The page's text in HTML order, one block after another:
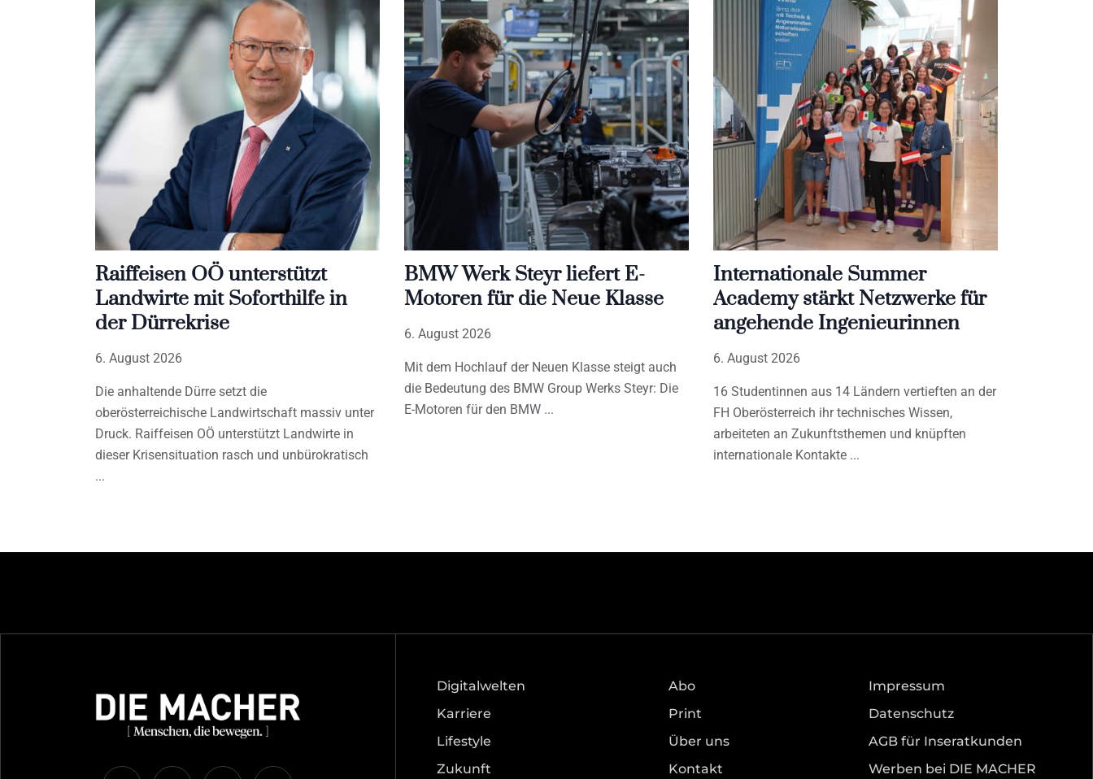
Raiffeisen OÖ unterstützt
Landwirte mit Soforthilfe in
der Dürrekrise
6. August 2026
Die anhaltende Dürre setzt die
oberösterreichische Landwirtschaft massiv unter
Druck. Raiffeisen OÖ unterstützt Landwirte in
dieser Krisensituation rasch und unbürokratisch
BMW Werk Steyr liefert E-
Motoren für die Neue Klasse
6. August 2026
Mit dem Hochlauf der Neuen Klasse steigt auch
die Bedeutung des BMW Group Werks Steyr: Die
E-Motoren für den BMW
Internationale Summer
Academy stärkt Netzwerke für
angehende Ingenieurinnen
6. August 2026
16 Studentinnen aus 14 Ländern vertieften an der
FH Oberösterreich ihr technisches Wissen,
arbeiteten an Zukunftsthemen und knüpften
internationale Kontakte
Digitalwelten
Karriere
Lifestyle
Zukunft
Abo
Print
Über uns
Kontakt
Impressum
Datenschutz
AGB für Inseratkunden
Werben bei DIE MACHER